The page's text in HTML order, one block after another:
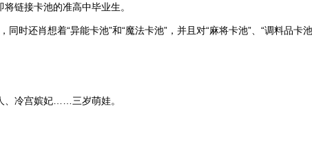
链接卡池的准高中毕业生。
时还肖想着“异能卡池”和“魔法卡池”，并且对“麻将卡池”、“调料品卡
、冷宫嫔妃……三岁萌娃。